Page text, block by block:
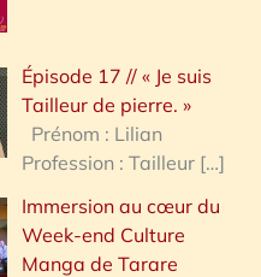
Épisode 17 // « Je suis
Tailleur de pierre. »
Prénom : Lilian
Profession : Tailleur […]
Immersion au cœur du
Week-end Culture
Manga de Tarare